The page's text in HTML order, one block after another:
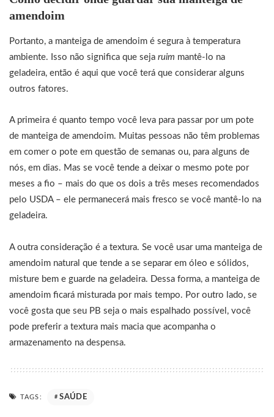
amendoim
Portanto, a manteiga de amendoim é segura à temperatura
ambiente. Isso não significa que seja ruim mantê-lo na
geladeira, então é aqui que você terá que considerar alguns
outros fatores.
A primeira é quanto tempo você leva para passar por um pote
de manteiga de amendoim. Muitas pessoas não têm problemas
em comer o pote em questão de semanas ou, para alguns de
nós, em dias. Mas se você tende a deixar o mesmo pote por
meses a fio – mais do que os dois a três meses recomendados
pelo USDA – ele permanecerá mais fresco se você mantê-lo na
geladeira.
A outra consideração é a textura. Se você usar uma manteiga de
amendoim natural que tende a se separar em óleo e sólidos,
misture bem e guarde na geladeira. Dessa forma, a manteiga de
amendoim ficará misturada por mais tempo. Por outro lado, se
você gosta que seu PB seja o mais espalhado possível, você
pode preferir a textura mais macia que acompanha o
armazenamento na despensa.
TAGS: SAÚDE